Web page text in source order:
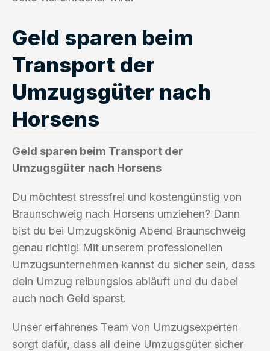
Geld sparen beim
Transport der
Umzugsgüter nach
Horsens
Geld sparen beim Transport der
Umzugsgüter nach Horsens
Du möchtest stressfrei und kostengünstig von
Braunschweig nach Horsens umziehen? Dann
bist du bei Umzugskönig Abend Braunschweig
genau richtig! Mit unserem professionellen
Umzugsunternehmen kannst du sicher sein, dass
dein Umzug reibungslos abläuft und du dabei
auch noch Geld sparst.
Unser erfahrenes Team von Umzugsexperten
sorgt dafür, dass all deine Umzugsgüter sicher